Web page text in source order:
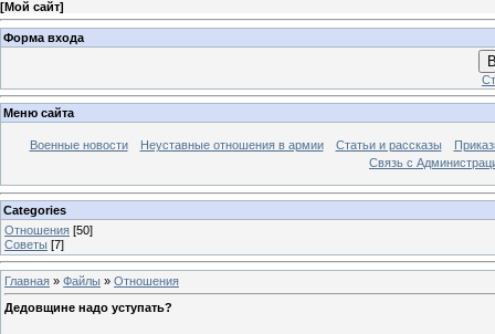
[Мой сайт]
Форма входа
Меню сайта
Военные новости Неуставные отношения в армии Статьи и рассказы
Связь с
Categories
Отношения [50]
Советы [7]
Главная » Файлы » Отношения
Дедовщине надо уступать?